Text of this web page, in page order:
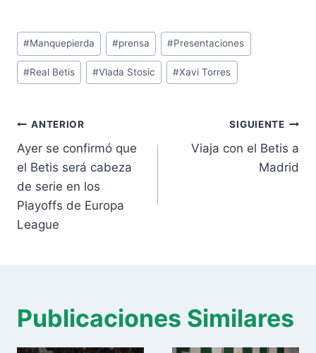
Etiquetas
de
la
#Manquepierda #prensa #Presentaciones
#Real Betis #Vlada Stosic #Xavi Torres
Navegación
de
entradas
ANTERIOR
Ayer se confirmó que
el Betis será cabeza
de serie en los
Playoffs de Europa
League
SIGUIENTE
Viaja con el Betis a
Madrid
Publicaciones Similares